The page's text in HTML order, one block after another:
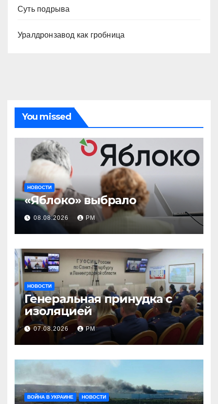
Суть подрыва
Уралдронзавод как гробница
You missed
НОВОСТИ
«Яблоко» выбрало
08.08.2026 РМ
НОВОСТИ
Генеральная принудка с
изоляцией
07.08.2026 РМ
ВОЙНА В УКРАИНЕ НОВОСТИ